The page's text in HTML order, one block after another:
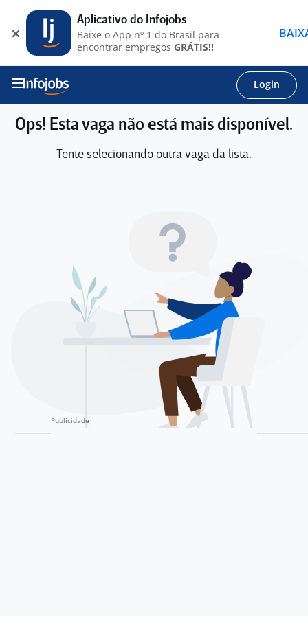
Login
Ops! Esta vaga não está mais disponível.
Tente selecionando outra vaga da lista.
Aplicativo do Infojobs
Baixe o App nº 1 do Brasil para
encontrar empregos GRÁTIS!!